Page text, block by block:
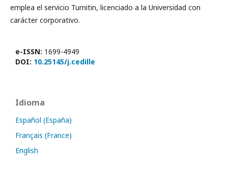
emplea el servicio Turnitin, licenciado a la Universidad con
carácter corporativo.
e-ISSN: 1699-4949
DOI: 10.25145/j.cedille
Idioma
Español (España)
Français (France)
English